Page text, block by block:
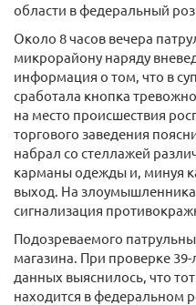
области в федеральный
Около 8 часов вечера
микрорайону наряду
информация о том, что в
сработала кнопка
на место происшествия
торгового заведения
набрал со стеллажей
карманы одежды и, минуя
выход. На злоумышленника
сигнализация
Подозреваемого
магазина. При проверке
данных выяснилось, что
находится в федеральном